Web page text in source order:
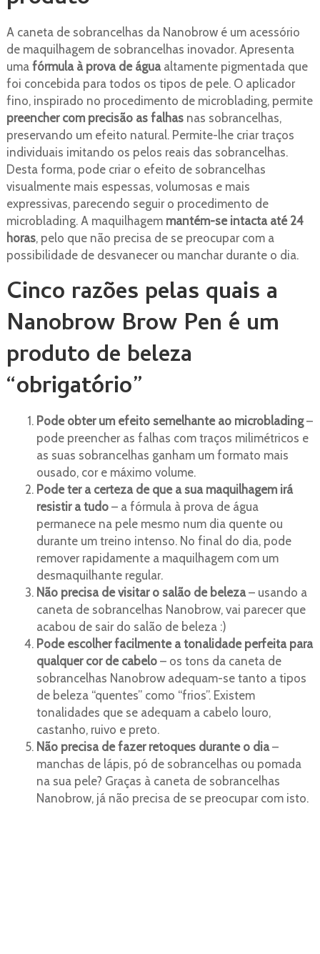
A caneta de sobrancelhas da Nanobrow é um acessório
de maquilhagem de sobrancelhas inovador. Apresenta
umafórmula à prova de águaaltamente pigmentada que
foi concebida para todos os tipos de pele. O aplicador
fino, inspirado no procedimento de microblading, permite
preencher com precisão as falhasnas sobrancelhas,
preservando um efeito natural. Permite-lhe criar traços
individuais imitando os pelos reais das sobrancelhas.
Desta forma, pode criar o efeito de sobrancelhas
visualmente mais espessas, volumosas e mais
expressivas, parecendo seguir o procedimento de
microblading. A maquilhagem mantém-se intacta até 24
horas, pelo que não precisa de se preocupar com a
possibilidade de desvanecer ou manchar durante o dia.
Cinco razões pelas quais a
Nanobrow Brow Pen é um
produto de beleza
“obrigatório”
Pode obter um efeito semelhante ao microblading–
pode preencher as falhas com traços milimétricos e
as suas sobrancelhas ganham um formato mais
ousado, cor e máximo volume.
Pode ter a certeza de que a sua maquilhagem irá
resistir a tudo – a fórmula à prova de água
permanece na pele mesmo num dia quente ou
durante um treino intenso. No final do dia, pode
remover rapidamente a maquilhagem com um
desmaquilhante regular.
Não precisa de visitar o salão de beleza– usando a
caneta de sobrancelhas Nanobrow, vai parecer que
acabou de sair do salão de beleza :)
Pode escolher facilmente a tonalidade perfeita para
qualquer cor de cabelo – os tons da caneta de
sobrancelhas Nanobrow adequam-se tanto a tipos
de beleza “quentes” como “frios”. Existem
tonalidades que se adequam a cabelo louro,
castanho, ruivo e preto.
Não precisa de fazer retoques durante o dia–
manchas de lápis, pó de sobrancelhas ou pomada
na sua pele? Graças à caneta de sobrancelhas
Nanobrow, já não precisa de se preocupar com isto.